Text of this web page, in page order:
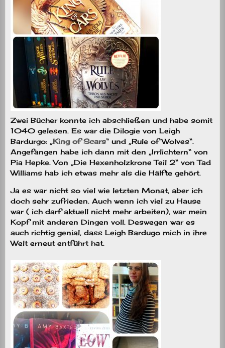
Zwei Bücher konnte ich abschließen und habe somit
1040 gelesen. Es war die Dilogie von Leigh
Bardurgo: „King of Scars“ und „Rule of Wolves“.
Angefangen habe ich dann mit den „Irrlichtern“ von
Pia Hepke. Von „Die Hexenholzkrone Teil 2“ von Tad
Williams hab ich etwas mehr als die Hälfte gehört.
Ja es war nicht so viel wie letzten Monat, aber ich
doch sehr zufrieden. Auch wenn ich viel zu Hause
war ( ich darf aktuell nicht mehr arbeiten), war mein
Kopf mit anderen Dingen voll. Deswegen war es
auch richtig genial, dass Leigh Bardugo mich in ihre
Welt erneut entführt hat.